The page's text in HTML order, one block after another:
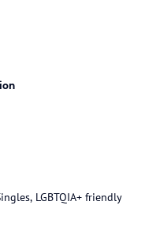
LGBTQIA+ friendly